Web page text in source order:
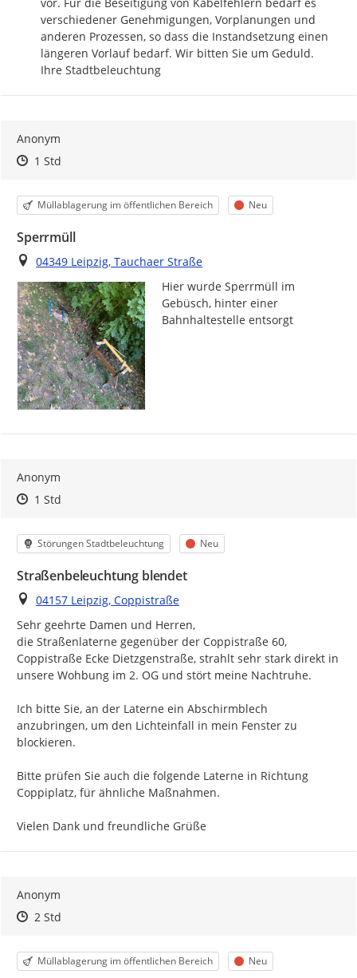
verschiedener Genehmigungen, Vorplanungen und
anderen Prozessen, so dass die Instandsetzung einen
längeren Vorlauf bedarf. Wir bitten Sie um Geduld.
Ihre Stadtbeleuchtung
Anonym
Zeitpunkt des Erstellens
Zeitpunkt des Erstellens
1 StdZur Äußerung
Kategorie
Müllablagerung im öffentlichen Bereich Status
Neu
Sperrmüll
Ort
04349 Leipzig, Tauchaer Straße
Hier wurde Sperrmüll im
Gebüsch, hinter einer
Bahnhaltestelle entsorgt
Anonym
Zeitpunkt des Erstellens
Zeitpunkt des Erstellens
1 StdZur Äußerung
Kategorie
Störungen Stadtbeleuchtung Status
Neu
Straßenbeleuchtung blendet
Ort
04157 Leipzig, Coppistraße
Sehr geehrte Damen und Herren,
die Straßenlaterne gegenüber der Coppistraße 60,
Coppistraße Ecke Dietzgenstraße, strahlt sehr stark direkt in
unsere Wohbung im 2. OG und stört meine Nachtruhe.
Ich bitte Sie, an der Laterne ein Abschirmblech
anzubringen, um den Lichteinfall in mein Fenster zu
blockieren.
Bitte prüfen Sie auch die folgende Laterne in Richtung
Coppiplatz, für ähnliche Maßnahmen.
Vielen Dank und freundliche Grüße
Anonym
Zeitpunkt des Erstellens
Zeitpunkt des Erstellens
2 StdZur Äußerung
Kategorie
Müllablagerung im öffentlichen Bereich Status
Neu